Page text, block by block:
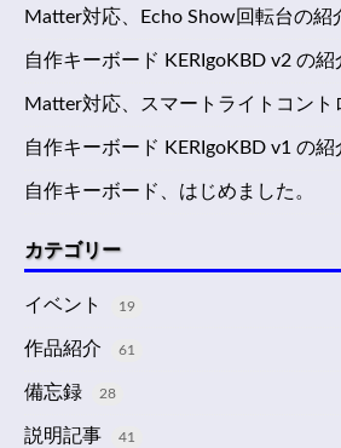
Matter対応、Echo Show回転台の紹
自作キーボード KERIgoKBD v2 の紹
Matter対応、スマートライトコント
自作キーボード KERIgoKBD v1 の紹
自作キーボード、はじめました。
カテゴリー
イベント 19
作品紹介 61
備忘録 28
説明記事 41